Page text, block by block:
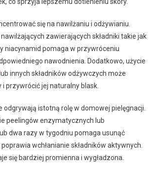
się na nawilżaniu i odżywianiu.
zawierających składniki takie jak
niacynamid pomaga w przywróceniu
nawodnienia. Dodatkowo, użycie
innych składników odżywczych może
przywrócić jej naturalny blask.
odgrywają istotną rolę w domowej pielęgnacji.
peelingów enzymatycznych lub
dwa razy w tygodniu pomaga usunąć
wchłanianie składników aktywnych.
się bardziej promienna i wygładzona.